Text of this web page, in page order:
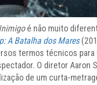
é não muito
A Batalha dos Mares
termos técnicos
O diretor Aaron
de um curta-